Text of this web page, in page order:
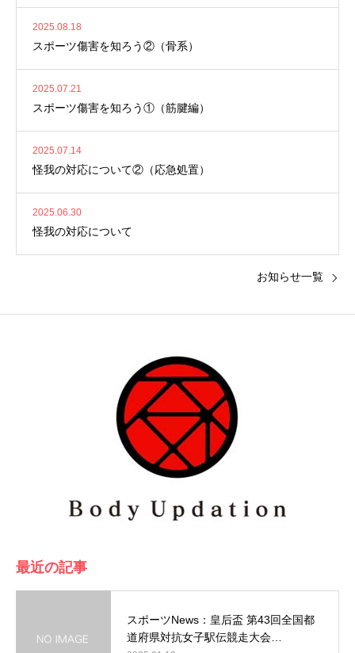
2025.08.18
スポーツ傷害を知ろう②（骨系）
2025.07.21
スポーツ傷害を知ろう①（筋腱編）
2025.07.14
怪我の対応について②（応急処置）
2025.06.30
怪我の対応について
お知らせ一覧
最近の記事
スポーツNews：皇后盃 第43回全国都
道府県対抗女子駅伝競走大会…